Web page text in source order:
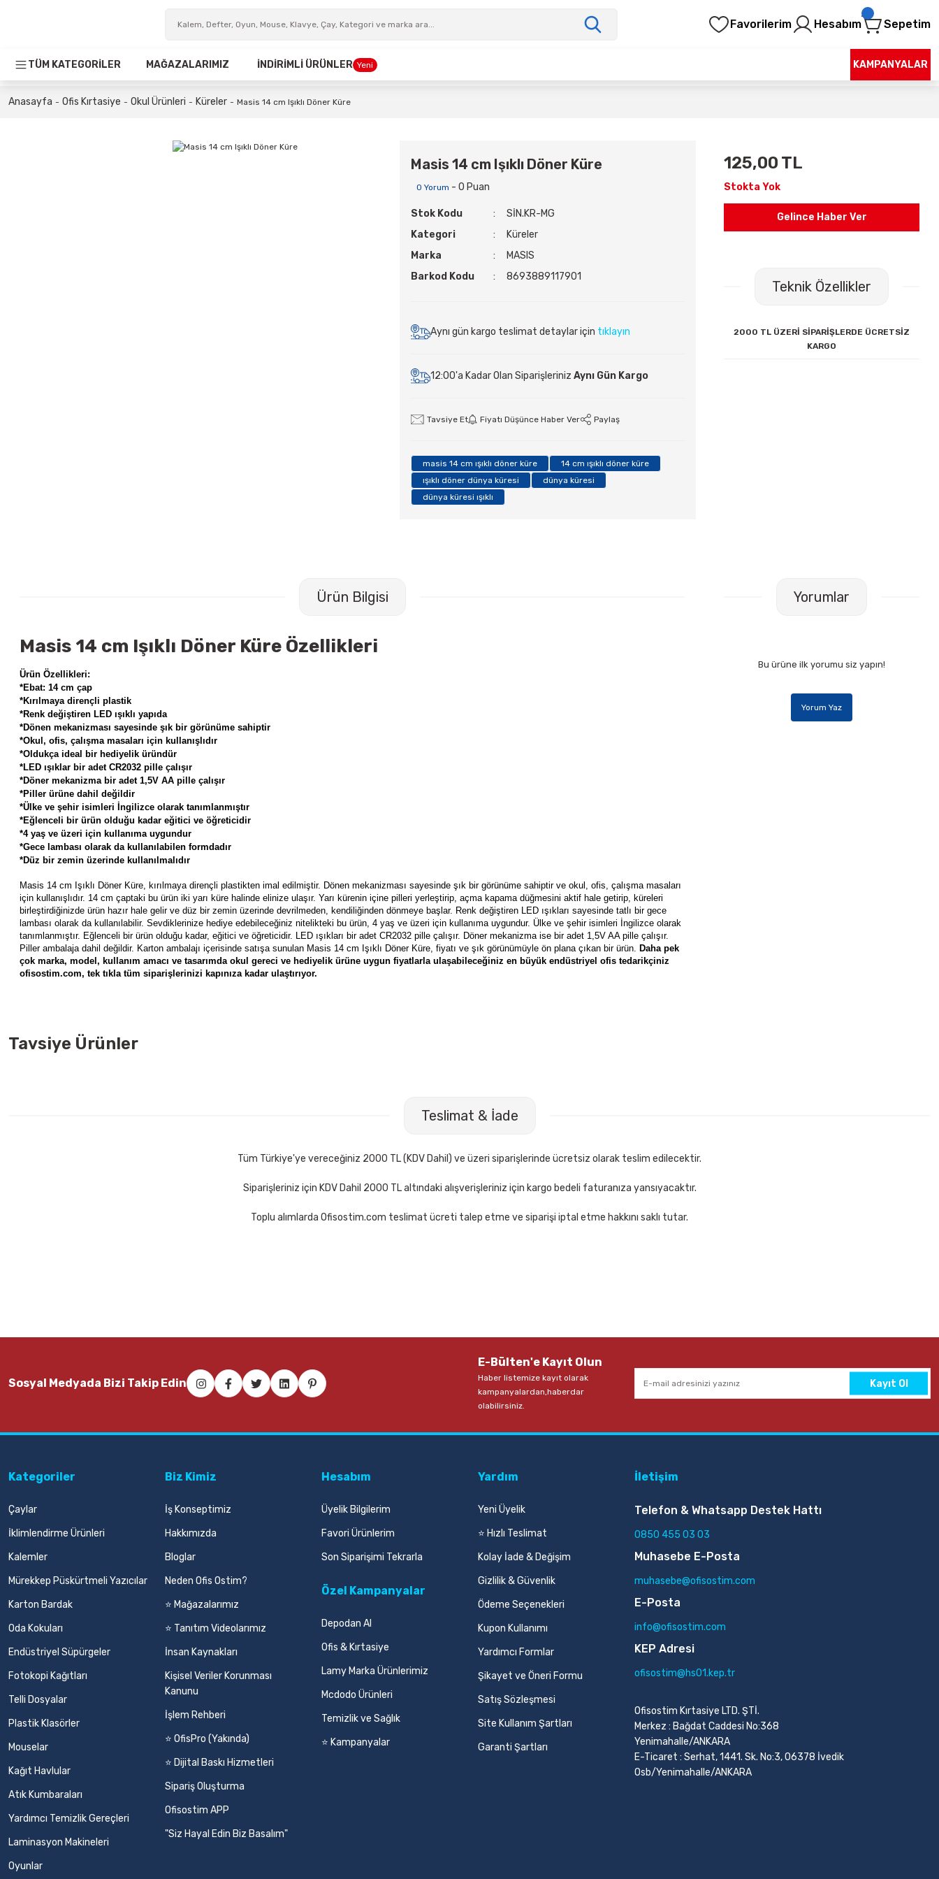
Favorilerim Hesabım Sepetim
TÜM KATEGORİLER MAĞAZALARIMIZ İNDİRİMLİ ÜRÜNLER Yeni KAMPANYALAR
Anasayfa Ofis Kırtasiye Okul Ürünleri Küreler Masis 14 cm Işıklı Döner Küre
Masis 14 cm Işıklı Döner Küre
0 Yorum - 0 Puan
Stok Kodu
SİN.KR-MG
Kategori
Küreler
Marka
MASIS
Barkod Kodu
8693889117901
Aynı gün kargo teslimat detaylar için tıklayın
12:00'a Kadar Olan Siparişleriniz Aynı Gün Kargo
Tavsiye Et Fiyatı Düşünce Haber Ver Paylaş
masis 14 cm ışıklı döner küre
14 cm ışıklı döner küre
ışıklı döner dünya küresi
dünya küresi
dünya küresi ışıklı
125,00 TL
Stokta Yok
Gelince Haber Ver
Teknik Özellikler
2000 TL ÜZERİ SİPARİŞLERDE ÜCRETSİZ
KARGO
Ürün Bilgisi
Masis 14 cm Işıklı Döner Küre Özellikleri
Ürün Özellikleri:
*Ebat: 14 cm çap
*Kırılmaya dirençli plastik
*Renk değiştiren LED ışıklı yapıda
*Dönen mekanizması sayesinde şık bir görünüme sahiptir
*Okul, ofis, çalışma masaları için kullanışlıdır
*Oldukça ideal bir hediyelik üründür
*LED ışıklar bir adet CR2032 pille çalışır
*Döner mekanizma bir adet 1,5V AA pille çalışır
*Piller ürüne dahil değildir
*Ülke ve şehir isimleri İngilizce olarak tanımlanmıştır
*Eğlenceli bir ürün olduğu kadar eğitici ve öğreticidir
*4 yaş ve üzeri için kullanıma uygundur
*Gece lambası olarak da kullanılabilen formdadır
*Düz bir zemin üzerinde kullanılmalıdır
Masis 14 cm Işıklı Döner Küre, kırılmaya dirençli plastikten imal edilmiştir. Dönen mekanizması sayesinde şık bir görünüme sahiptir ve okul, ofis, çalışma masaları
için kullanışlıdır. 14 cm çaptaki bu ürün iki yarı küre halinde elinize ulaşır. Yarı kürenin içine pilleri yerleştirip, açma kapama düğmesini aktif hale getirip, küreleri
birleştirdiğinizde ürün hazır hale gelir ve düz bir zemin üzerinde devrilmeden, kendiliğinden dönmeye başlar. Renk değiştiren LED ışıkları sayesinde tatlı bir gece
lambası olarak da kullanılabilir. Sevdiklerinize hediye edebileceğiniz nitelikteki bu ürün, 4 yaş ve üzeri için kullanıma uygundur. Ülke ve şehir isimleri İngilizce olarak
tanımlanmıştır. Eğlenceli bir ürün olduğu kadar, eğitici ve öğreticidir. LED ışıkları bir adet CR2032 pille çalışır. Döner mekanizma ise bir adet 1,5V AA pille çalışır.
Piller ambalaja dahil değildir. Karton ambalajı içerisinde satışa sunulan Masis 14 cm Işıklı Döner Küre, fiyatı ve şık görünümüyle ön plana çıkan bir ürün. Daha pek
çok marka, model, kullanım amacı ve tasarımda okul gereci ve hediyelik ürüne uygun fiyatlarla ulaşabileceğiniz en büyük endüstriyel ofis tedarikçiniz
ofisostim.com, tek tıkla tüm siparişlerinizi kapınıza kadar ulaştırıyor.
Yorumlar
Bu ürüne ilk yorumu siz yapın!
Yorum Yaz
Tavsiye Ürünler
Sepete Ekle
Sepete Ekle
Scrikss 304 Beyaz Tükenmez Kalem Faber Castell 1423 Mavi Tükenmez Kalem
Teslimat & İade
Tüm Türkiye'ye vereceğiniz 2000 TL (KDV Dahil) ve üzeri siparişlerinde ücretsiz olarak teslim edilecektir.
Siparişleriniz için KDV Dahil 2000 TL altındaki alışverişleriniz için kargo bedeli faturanıza yansıyacaktır.
Toplu alımlarda Ofisostim.com teslimat ücreti talep etme ve siparişi iptal etme hakkını saklı tutar.
Sosyal Medyada Bizi Takip Edin
E-Bülten'e Kayıt Olun
Haber listemize kayıt olarak
kampanyalardan,haberdar
olabilirsiniz.
Kayıt Ol
Kategoriler
Çaylar
İklimlendirme Ürünleri
Kalemler
Mürekkep Püskürtmeli Yazıcılar
Karton Bardak
Oda Kokuları
Endüstriyel Süpürgeler
Fotokopi Kağıtları
Telli Dosyalar
Plastik Klasörler
Mouselar
Kağıt Havlular
Atık Kumbaraları
Yardımcı Temizlik Gereçleri
Laminasyon Makineleri
Oyunlar
Biz Kimiz
İş Konseptimiz
Hakkımızda
Bloglar
Neden Ofis Ostim?
⭐ Mağazalarımız
⭐ Tanıtım Videolarımız
İnsan Kaynakları
Kişisel Veriler Korunması
Kanunu
İşlem Rehberi
⭐ OfisPro (Yakında)
⭐ Dijital Baskı Hizmetleri
Sipariş Oluşturma
Ofisostim APP
"Siz Hayal Edin Biz Basalım"
Hesabım
Üyelik Bilgilerim
Favori Ürünlerim
Son Siparişimi Tekrarla
Özel Kampanyalar
Depodan Al
Ofis & Kırtasiye
Lamy Marka Ürünlerimiz
Mcdodo Ürünleri
Temizlik ve Sağlık
⭐ Kampanyalar
Yardım
Yeni Üyelik
⭐ Hızlı Teslimat
Kolay İade & Değişim
Gizlilik & Güvenlik
Ödeme Seçenekleri
Kupon Kullanımı
Yardımcı Formlar
Şikayet ve Öneri Formu
Satış Sözleşmesi
Site Kullanım Şartları
Garanti Şartları
İletişim
Telefon & Whatsapp Destek Hattı
0850 455 03 03
Muhasebe E-Posta
muhasebe@ofisostim.com
E-Posta
info@ofisostim.com
KEP Adresi
ofisostim@hs01.kep.tr
Ofisostim Kırtasiye LTD. ŞTİ.
Merkez : Bağdat Caddesi No:368
Yenimahalle/ANKARA
E-Ticaret : Serhat, 1441. Sk. No:3, 06378 İvedik
Osb/Yenimahalle/ANKARA